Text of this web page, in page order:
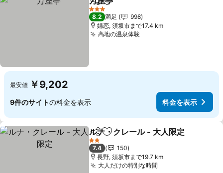
シェアお気に入りに追加
3 ホテルのランク
8.2 満足
998
嬬恋, 須坂市まで17.4 km
高地の温泉体験料金を表示
最安値 ￥9,202
9件のサイトの料金を表示 料金を表示
シェアお気に入りに追加
ルナ・クレール - 大人限定
2 ホテルのランク
7.4
150
長野, 須坂市まで19.7 km
大人だけの特別な時間